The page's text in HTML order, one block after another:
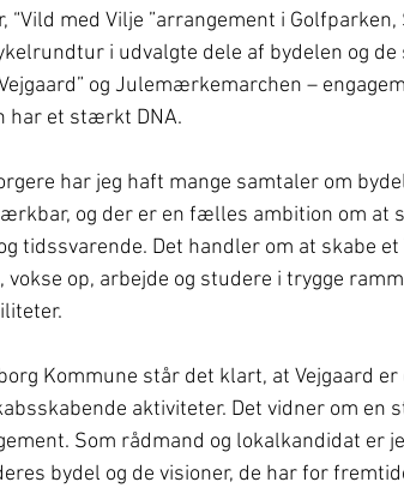
med Vilje ”arrangement i
i udvalgte dele af bydelen og
og Julemærkemarchen –
har et stærkt DNA.
har jeg haft mange samtaler om
og der er en fælles ambition om at
tidssvarende. Det handler om at skabe et
vokse op, arbejde og studere i trygge
Kommune står det klart, at Vejgaard
aktiviteter. Det vidner om en
Som rådmand og lokalkandidat er
bydel og de visioner, de har for